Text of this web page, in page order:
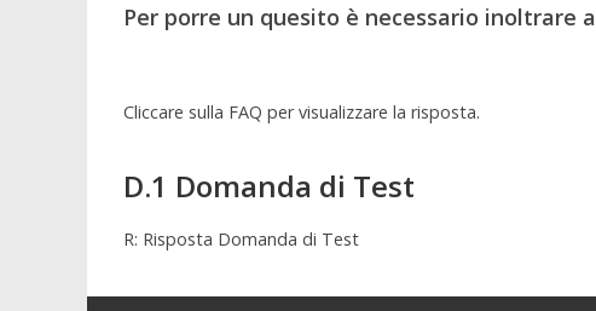
Per porre un quesito è necessario inoltrare
Cliccare sulla FAQ per visualizzare la risposta.
D.1 Domanda di Test
R: Risposta Domanda di Test